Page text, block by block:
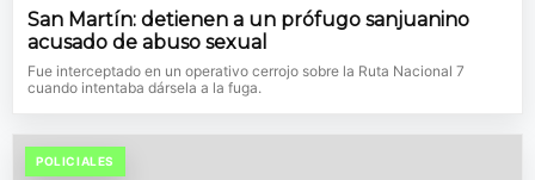
San Martín: detienen a un prófugo sanjuanino
acusado de abuso sexual
Fue interceptado en un operativo cerrojo sobre la Ruta Nacional 7
cuando intentaba dársela a la fuga.
POLICIALES